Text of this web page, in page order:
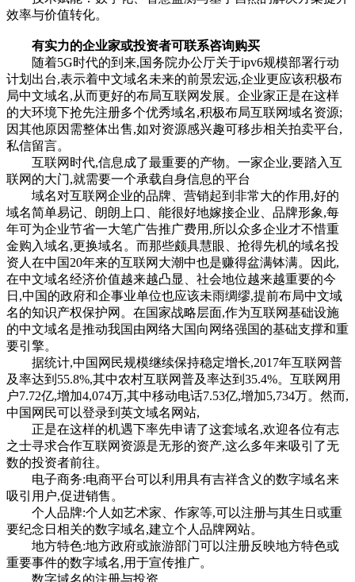
效率与价值转化。
有实力的企业家或投资者可联系咨询购买
随着5G时代的到来,国务院办公厅关于ipv6规模部署行动
计划出台,表示着中文域名未来的前景宏远,企业更应该积极布
局中文域名,从而更好的布局互联网发展。企业家正是在这样
的大环境下抢先注册多个优秀域名,积极布局互联网域名资源;
因其他原因需整体出售,如对资源感兴趣可移步相关拍卖平台,
私信留言。‌
互联网时代,信息成了最重要的产物。一家企业,要踏入互
联网的大门,就需要一个承载自身信息的平台
域名对互联网企业的品牌、营销起到非常大的作用,好的
域名简单易记、朗朗上口、能很好地嫁接企业、品牌形象,每
年可为企业节省一大笔广告推广费用,所以众多企业才不惜重
金购入域名,更换域名。而那些颇具慧眼、抢得先机的域名投
资人在中国20年来的互联网大潮中也是赚得盆满钵满。因此,
在中文域名经济价值越来越凸显、社会地位越来越重要的今
日,中国的政府和企事业单位也应该未雨绸缪,提前布局中文域
名的知识产权保护网。在国家战略层面,作为互联网基础设施
的中文域名是推动我国由网络大国向网络强国的基础支撑和重
要引擎。
据统计,中国网民规模继续保持稳定增长,2017年互联网普
及率达到55.8%,其中农村互联网普及率达到35.4%。互联网用
户7.72亿,增加4,074万,其中移动电话7.53亿,增加5,734万。然而,
中国网民可以登录到英文域名网站,
正是在这样的机遇下率先申请了这套域名,欢迎各位有志
之士寻求合作互联网资源是无形的资产,这么多年来吸引了无
数的投资者前往。
电子商务:电商平台可以利用具有吉祥含义的数字域名来
吸引用户,促进销售。
个人品牌:个人如艺术家、作家等,可以注册与其生日或重
要纪念日相关的数字域名,建立个人品牌网站。
地方特色:地方政府或旅游部门可以注册反映地方特色或
重要事件的数字域名,用于宣传推广。